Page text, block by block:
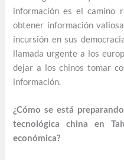
información es el camino
obtener información
incursión en sus
llamada urgente a los
dejar a los chinos tomar
información.
¿Cómo se está
tecnológica china en
económica?